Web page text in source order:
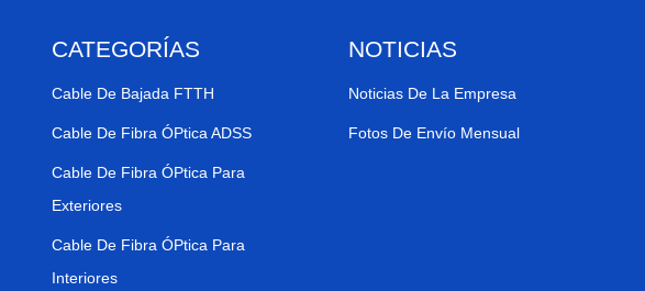
CATEGORÍAS
Cable De Bajada FTTH
Cable De Fibra ÓPtica ADSS
Cable De Fibra ÓPtica Para
Exteriores
Cable De Fibra ÓPtica Para
Interiores
NOTICIAS
Noticias De La Empresa
Fotos De Envío Mensual